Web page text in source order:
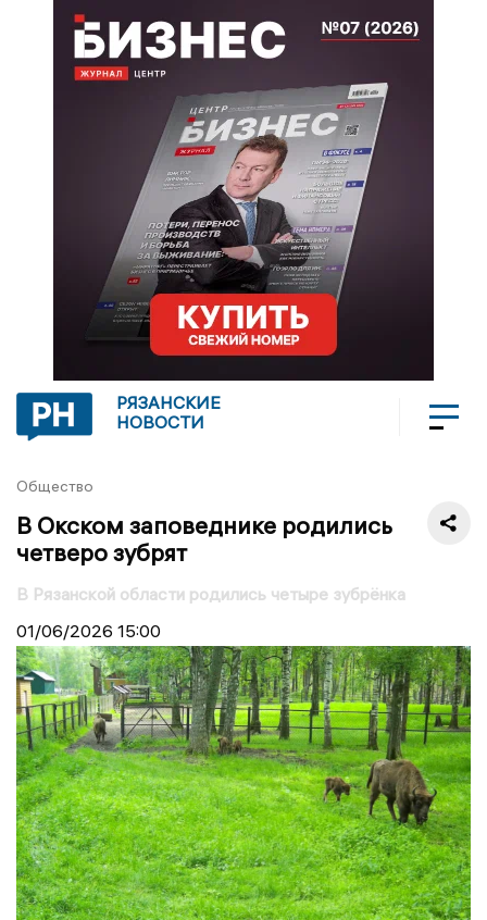
РЯЗАНСКИЕ
НОВОСТИ
Общество
В Окском заповеднике родились
четверо зубрят
В Рязанской области родились четыре зубрёнка
01/06/2026 15:00